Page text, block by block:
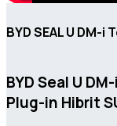
BYD SEAL U DM-
BYD Seal U
Plug-in Hibrit